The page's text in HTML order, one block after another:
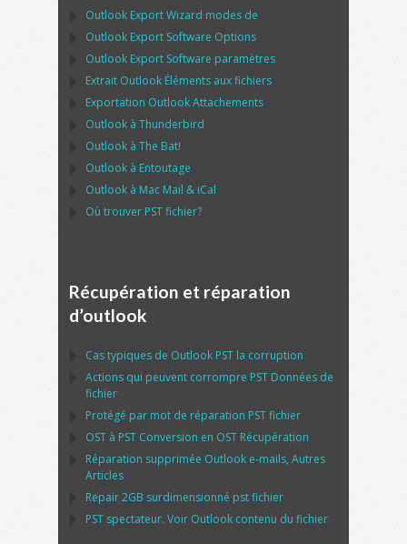
Outlook Export Wizard modes de
Outlook Export Software Options
Outlook Export Software paramètres
Extrait Outlook Éléments aux fichiers
Exportation OutlookAttachements
Outlook à Thunderbird
Outlook à The Bat!
Outlook à Entoutage
Outlook à Mac Mail & iCal
Où trouver PSTfichier?
Récupération et réparation
d’outlook
Cas typiques de Outlook PST la corruption
Actions qui peuvent corrompre PST Données de
fichier
Protégé par mot de réparation PSTfichier
OST à PST Conversion en OST Récupération
Réparation supprimée Outlook e-mails, Autres
Articles
Repair2GB surdimensionné pstfichier
PST spectateur. Voir Outlook contenu du fichier